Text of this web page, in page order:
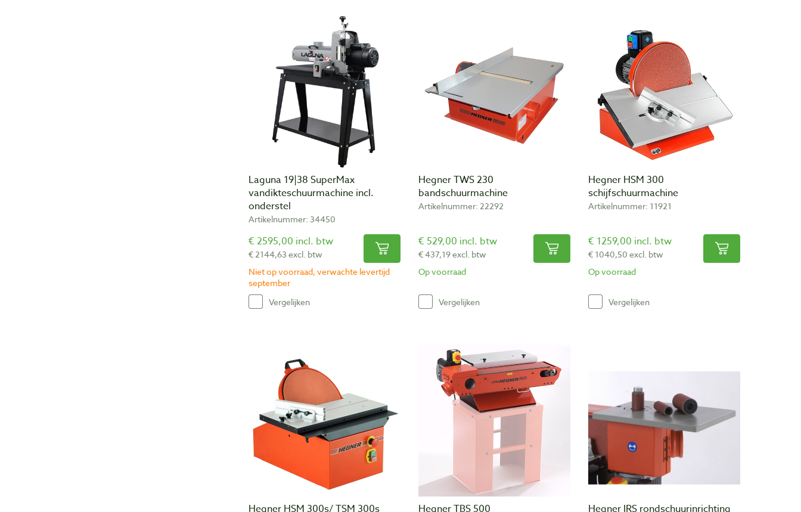
Laguna 19|38 SuperMax
vandikteschuurmachine incl.
onderstel
Artikelnummer: 34450
€ 2595,00 incl. btw
€ 2144,63 excl. btw
Niet op voorraad, verwachte levertijd
september
Vergelijken
Hegner TWS 230
bandschuurmachine
Artikelnummer: 22292
€ 529,00 incl. btw
€ 437,19 excl. btw
Op voorraad
Vergelijken
Hegner HSM 300
schijfschuurmachine
Artikelnummer: 11921
€ 1259,00 incl. btw
€ 1040,50 excl. btw
Op voorraad
Vergelijken